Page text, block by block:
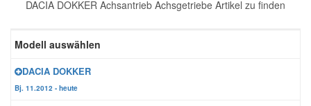
DACIA DOKKER Achsantrieb Achsgetriebe Artikel zu finden
Modell auswählen
DACIA DOKKER
Bj. 11.2012 - heute
Zündanlage und Glühanlage